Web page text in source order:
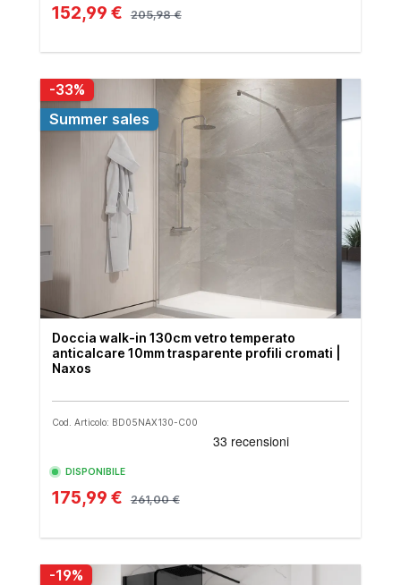
152,99 € 205,98 €
-33%
Summer sales
Doccia walk-in 130cm vetro temperato
anticalcare 10mm trasparente profili cromati |
Naxos
Cod. Articolo: BD05NAX130-C00
DISPONIBILE
175,99 € 261,00 €
-19%